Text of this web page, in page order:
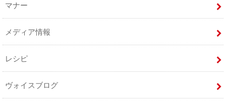
マナー
メディア情報
レシピ
ヴォイスブログ